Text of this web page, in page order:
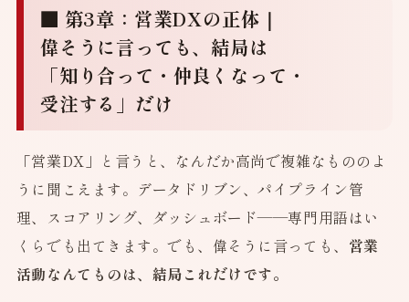
■ 第3章：営業DXの正体｜
偉そうに言っても、結局は
「知り合って・仲良くなって・
受注する」だけ
「営業DX」と言うと、なんだか高尚で複雑なもののよ
うに聞こえます。データドリブン、パイプライン管
理、スコアリング、ダッシュボード——専門用語はい
くらでも出てきます。でも、偉そうに言っても、 営業
活動なんてものは、結局これだけです。